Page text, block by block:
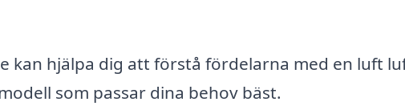
kan hjälpa dig att förstå fördelarna med en luft
som passar dina behov bäst.